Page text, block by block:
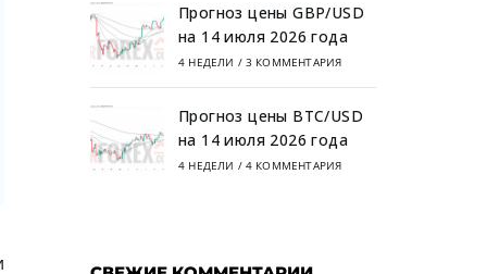
Прогноз цены GBP/USD
на 14 июля 2026 года
4 НЕДЕЛИ / 3 КОММЕНТАРИЯ
Прогноз цены BTC/USD
на 14 июля 2026 года
4 НЕДЕЛИ / 4 КОММЕНТАРИЯ